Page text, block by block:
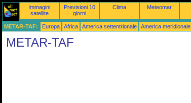
Immagini
satellite
Previsioni 10
giorni
Clima Meteomar
METAR-TAF: Europa Africa America settentrionale America meridionale
METAR-TAF